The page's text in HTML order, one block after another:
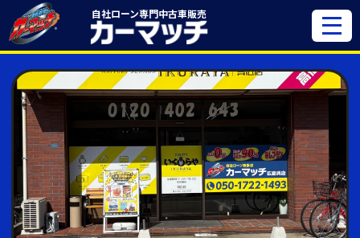
自社ローン専門中古車販売